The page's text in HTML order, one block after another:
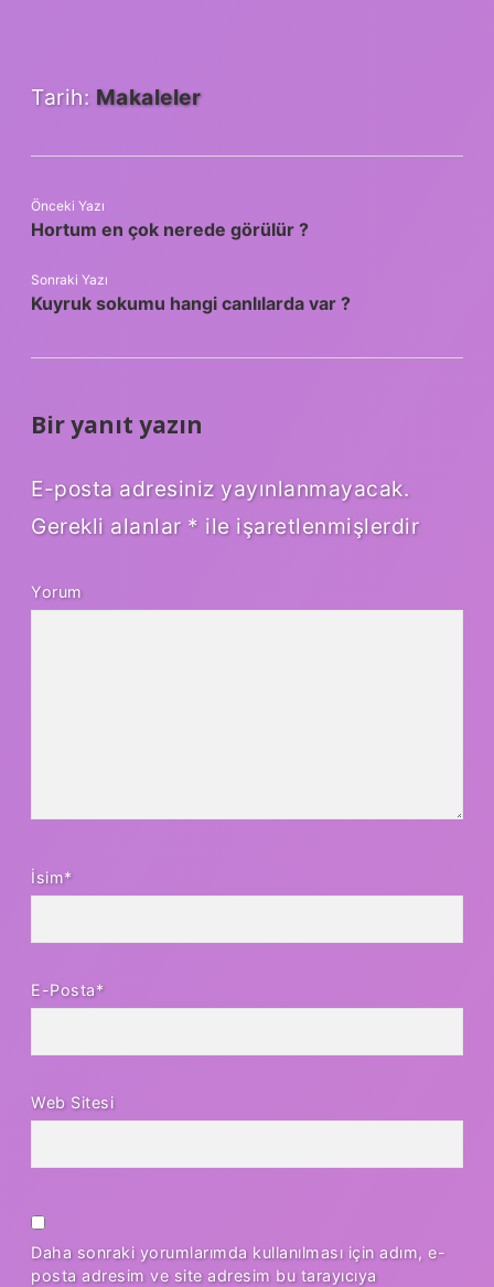
Tarih: Makaleler
Önceki Yazı
Hortum en çok nerede görülür ?
Sonraki Yazı
Kuyruk sokumu hangi canlılarda var ?
Bir yanıt yazın
E-posta adresiniz yayınlanmayacak.
Gerekli alanlar * ile işaretlenmişlerdir
Yorum
İsim*
E-Posta*
Web Sitesi
Daha sonraki yorumlarımda kullanılması için adım, e-
posta adresim ve site adresim bu tarayıcıya